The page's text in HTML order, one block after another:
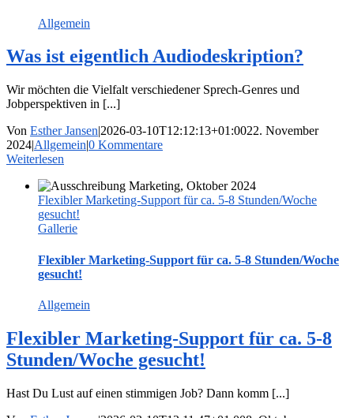
Allgemein
Was ist eigentlich Audiodeskription?
Wir möchten die Vielfalt verschiedener Sprech-Genres und
Jobperspektiven in [...]
Von Esther Jansen|2026-03-10T12:12:13+01:0022. November
2024|Allgemein|0 Kommentare
Weiterlesen
Flexibler Marketing-Support für ca. 5-8 Stunden/Woche
gesucht!
Gallerie
Flexibler Marketing-Support für ca. 5-8 Stunden/Woche
gesucht!
Allgemein
Flexibler Marketing-Support für ca. 5-8
Stunden/Woche gesucht!
Hast Du Lust auf einen stimmigen Job? Dann komm [...]